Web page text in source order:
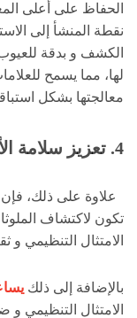
الحفاظ على أعلى
نقطة المنشأ إلى
الكشف و بدقة
لها، مما يسمح
معالجتها بشكل
4. تعزيز سلامة
علاوة على ذلك،
تكون لاكتشاف
الامتثال التنظيمي و
بالإضافة إلى ذلك
الامتثال التنظيمي